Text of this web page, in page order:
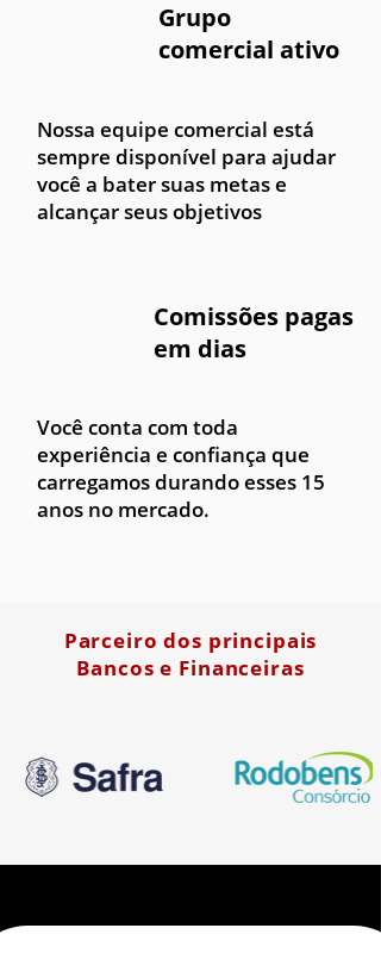
Grupo
comercial ativo
Nossa equipe comercial está
sempre disponível para ajudar
você a bater suas metas e
alcançar seus objetivos
Comissões pagas
em dias
Você conta com toda
experiência e confiança que
carregamos durando esses 15
anos no mercado.
Parceiro dos principais
Bancos e Financeiras